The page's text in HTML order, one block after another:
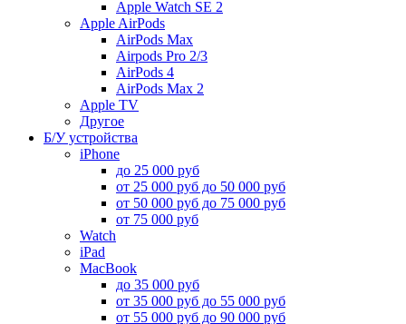
Apple Watch SE 2
Apple AirPods
AirPods Max
Airpods Pro 2/3
AirPods 4
AirPods Max 2
Apple TV
Другое
Б/У устройства
iPhone
до 25 000 руб
от 25 000 руб до 50 000 руб
от 50 000 руб до 75 000 руб
от 75 000 руб
Watch
iPad
MacBook
до 35 000 руб
от 35 000 руб до 55 000 руб
от 55 000 руб до 90 000 руб